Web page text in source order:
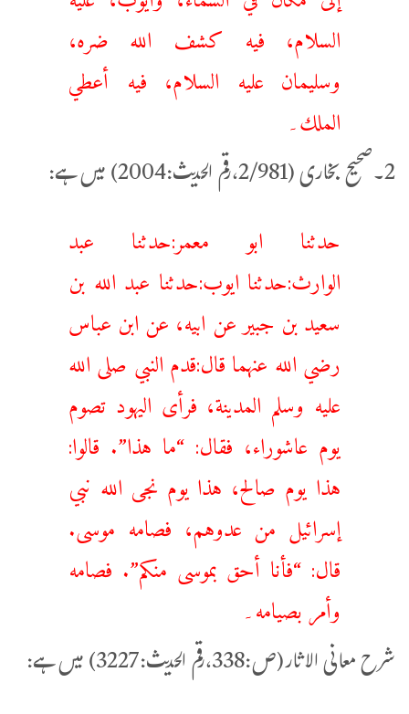
السلام، فيه كشف الله ضره،
وسليمان عليه السلام، فيه أعطي
الملك۔
2۔صحیح بخاری (2/981،رقم الحدیث:2004) میں ہے:
حدثنا ابو معمر:حدثنا عبد
الوارث:حدثنا ايوب:حدثنا عبد الله بن
سعيد بن جبير عن ابيه، عن ابن عباس
رضي الله عنهما قال:قدم النبي صلى الله
عليه وسلم المدينة، فرأى اليهود تصوم
يوم عاشوراء، فقال: “ما هذا”. قالوا:
هذا يوم صالح، هذا يوم نجى الله نبي
إسرائيل من عدوهم، فصامه موسى.
قال: “‌فأنا ‌أحق ‌بموسى منكم”. فصامه
وأمر بصيامه۔
شرح معانی الاثار(ص:338،رقم الحدیث:3227) میں ہے: